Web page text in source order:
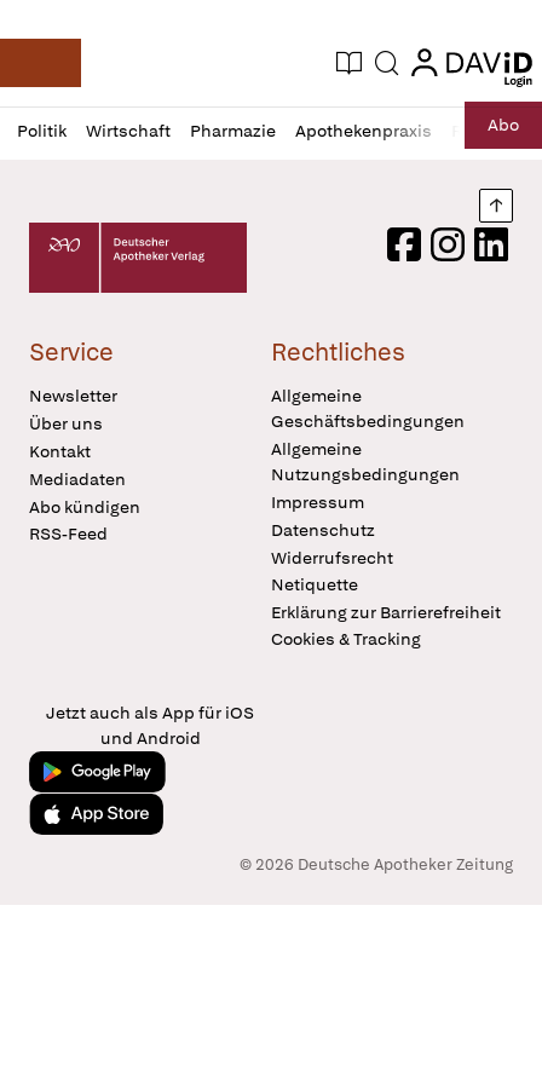
Deutsche Apotheker Zeitung
Aktuelle Ausgabe
Suche login
login
Politik Wirtschaft Pharmazie Apothekenpraxis RechtAbo
Profil
öffnen
Daz
Pur
Deutscher Apotheker Verlag Logo
FacebookInstagram
Service
Newsletter
Über uns
Kontakt
Mediadaten
Abo kündigen
RSS-Feed
Rechtliches
Allgemeine
Geschäftsbedingungen
Allgemeine
Nutzungsbedingungen
Impressum
Datenschutz
Widerrufsrecht
Netiquette
Erklärung zur Barrierefreiheit
Cookies & Tracking
Jetzt auch als App für iOS
und Android
Jetzt bei Google Play
Laden im App Store
© 2026 Deutsche Apotheker Zeitung